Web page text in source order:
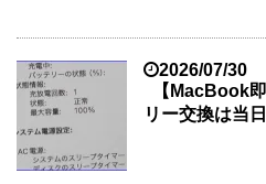
2026/07/30
【MacBook
リー交換は当